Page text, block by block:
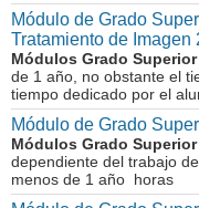
Módulo de Grado
Tratamiento de Imagen
Módulos Grado Superior
de 1 año, no obstante el
tiempo dedicado por el
Módulo de Grado
Módulos Grado Superior
dependiente del trabajo
menos de 1 año horas